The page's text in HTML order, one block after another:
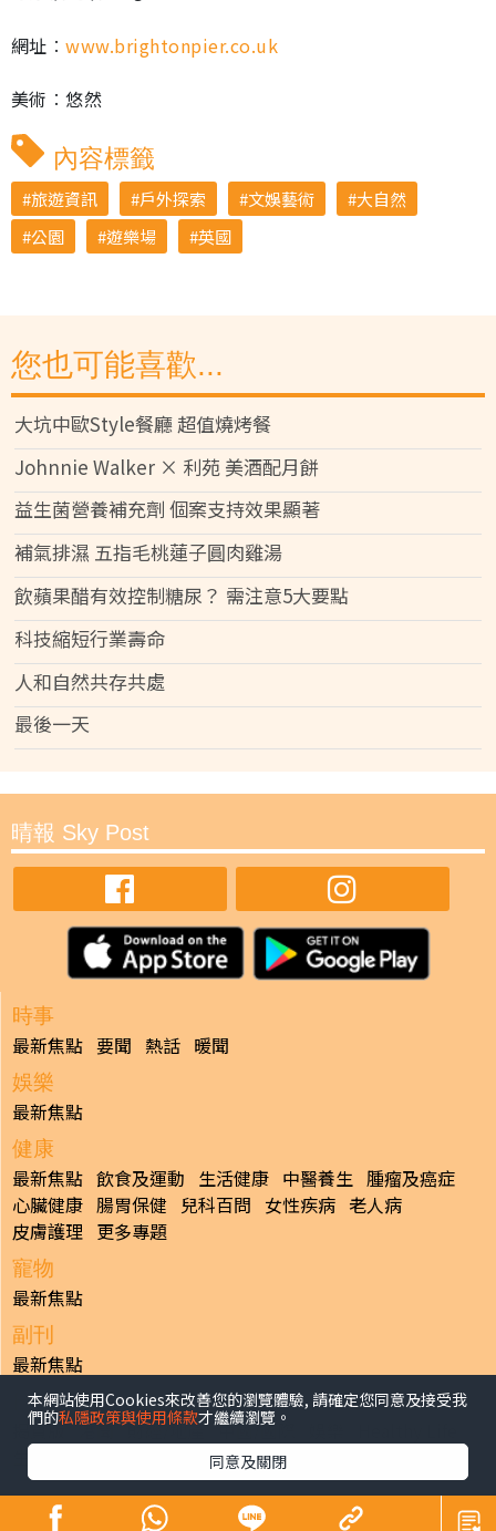
網址︰www.brightonpier.co.uk
美術︰悠然
內容標籤
旅遊資訊 戶外探索 文娛藝術
大自然
公園
遊樂場 英國
您也可能喜歡...
大坑中歐Style餐廳 超值燒烤餐
Johnnie Walker × 利苑 美酒配月餅
益生菌營養補充劑 個案支持效果顯著
補氣排濕 五指毛桃蓮子圓肉雞湯
飲蘋果醋有效控制糖尿？ 需注意5大要點
科技縮短行業壽命
人和自然共存共處
最後一天
晴報 Sky Post
時事
最新焦點 要聞 熱話 暖聞
娛樂
最新焦點
健康
最新焦點 飲食及運動 生活健康 中醫養生 腫瘤及癌症
心臟健康 腸胃保健 兒科百問 女性疾病 老人病
皮膚護理 更多專題
寵物
最新焦點
副刊
最新焦點
日報
揭頁版 港聞 財經/地產 中國/國際
生活副刊
體育 專題/人物
香港經濟日報版權所有©2026
本網站使用Cookies來改善您的瀏覽體驗, 請確定您同意及接受我
們的私隱政策與使用條款才繼續瀏覽。
同意及關閉